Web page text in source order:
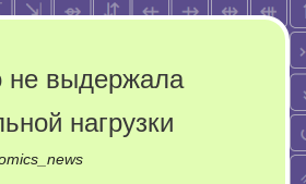
не выдержала
нагрузки